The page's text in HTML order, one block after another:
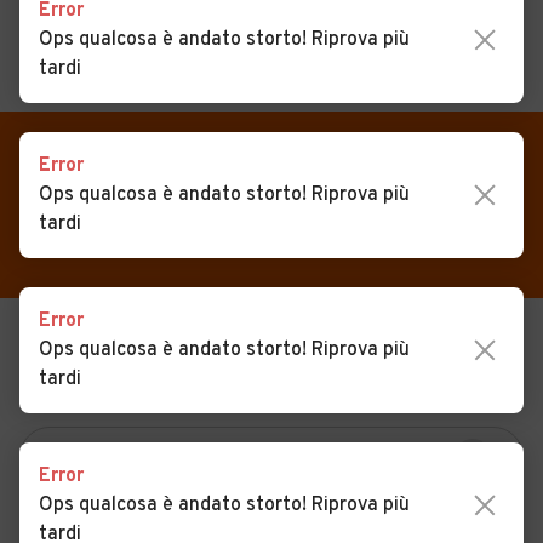
CERCA
Auto
Auto usate
Auto Km 0
Noleggio a lungo termine
Camper
VENDI
MAGAZINE
ACCEDI
Auto usate in vendita
USATO
NUOVO
Error
Ops qualcosa è andato storto! Riprova più
tardi
Error
Ops qualcosa è andato storto! Riprova più
tardi
Error
Ops qualcosa è andato storto! Riprova più
tardi
Error
Ops qualcosa è andato storto! Riprova più
tardi